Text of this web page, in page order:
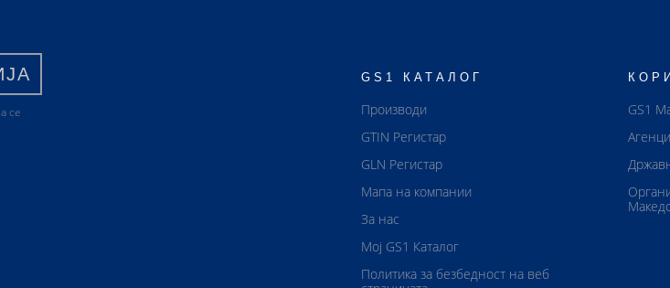
GS1 КАТАЛОГ
Производи
GTIN Регистар
GLN Регистар
Мапа на компании
За нас
Мој GS1 Каталог
Политика за безбедност на веб
GS1
се